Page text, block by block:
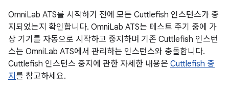
OmniLab ATS를 시작하기 전에 모든 Cuttlefish 인스턴스가 중
지되었는지 확인합니다. OmniLab ATS는 테스트 주기 중에 가
상 기기를 자동으로 시작하고 중지하며 기존 Cuttlefish 인스턴
스는 OmniLab ATS에서 관리하는 인스턴스와 충돌합니다.
Cuttlefish 인스턴스 중지에 관한 자세한 내용은 Cuttlefish 중
지 를 참고하세요.